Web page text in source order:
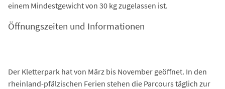
einem Mindestgewicht von 30 kg zugelassen ist.
Öffnungszeiten und Informationen
Der Kletterpark hat von März bis November geöffnet. In den
rheinland-pfälzischen Ferien stehen die Parcours täglich zur